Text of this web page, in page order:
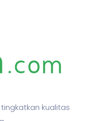
kualitas